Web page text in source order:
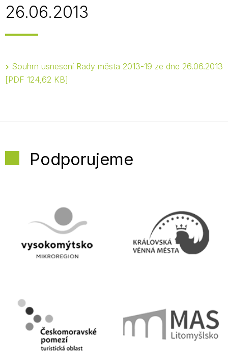
26.06.2013
Souhrn usnesení Rady města 2013-19 ze dne 26.06.2013
PDF 124,62 KB
Podporujeme